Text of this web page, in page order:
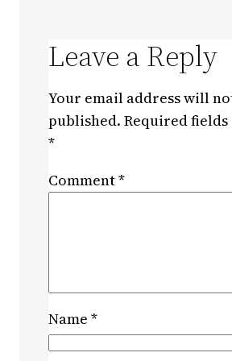
Leave a Reply
Your email address will
published. Required
*
Comment*
Name *